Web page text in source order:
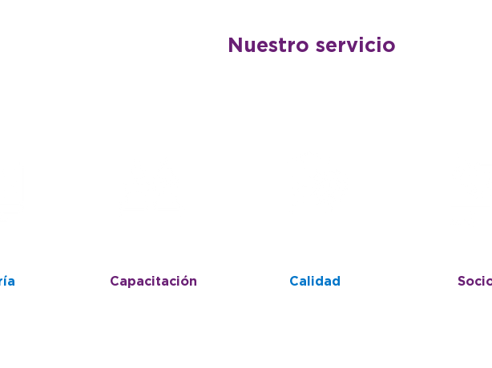
Nuestro servicio
Capacitación Calidad